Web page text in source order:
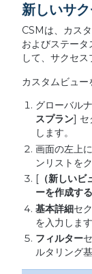
新しいサ
CSMは、カス
およびステー
して、サクセス
カスタムビュー
グローバル
スプラン] セ
します。
画面の左上
ンリストを
[（新しいビ
ーを作成する
基本詳細セ
を入力します
フィルター
ルタリング